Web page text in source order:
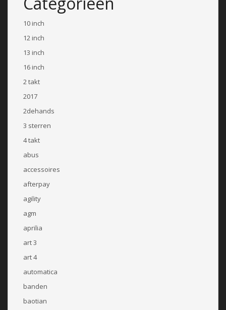
10 inch
12 inch
13 inch
16 inch
2 takt
2017
2dehands
3 sterren
4 takt
abus
accessoires
afterpay
agility
agm
aprilia
art 3
art 4
automatica
banden
baotian